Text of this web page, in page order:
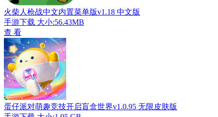
火柴人枪战中文内置菜单版v1.18 中文版
手游下载 大小:56.43MB
查 看
蛋仔派对萌趣竞技开启盲盒世界v1.0.95 无限皮肤版